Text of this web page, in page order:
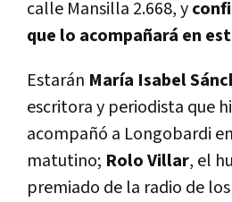
calle Mansilla 2.668, y
que lo acompañará en
Estarán María Isabel
escritora y periodista que
acompañó a Longobardi
matutino; Rolo Villar, el
premiado de la radio de